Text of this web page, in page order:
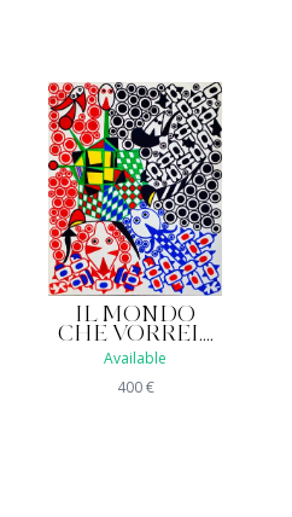
IL MONDO
CHE VORREI....
Available
400€